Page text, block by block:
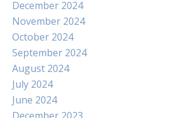
December 2024
November 2024
October 2024
September 2024
August 2024
July 2024
June 2024